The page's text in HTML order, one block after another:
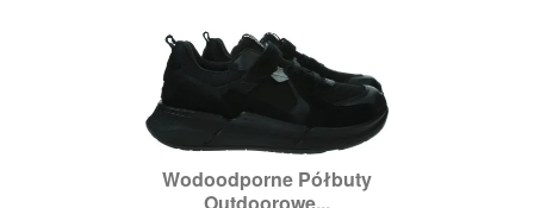
Wodoodporne Półbuty